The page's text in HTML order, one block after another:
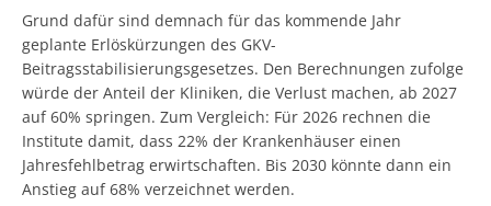
Grund dafür sind demnach für das kommende Jahr
geplante Erlöskürzungen des GKV-
Beitragsstabilisierungsgesetzes. Den Berechnungen zufolge
würde der Anteil der Kliniken, die Verlust machen, ab 2027
auf 60% springen. Zum Vergleich: Für 2026 rechnen die
Institute damit, dass 22% der Krankenhäuser einen
Jahresfehlbetrag erwirtschaften. Bis 2030 könnte dann ein
Anstieg auf 68% verzeichnet werden.